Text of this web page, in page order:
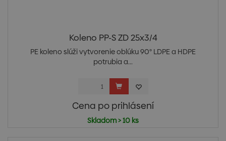
Koleno PP-S ZD 25x3/4
PE koleno slúži vytvorenie oblúku 90° LDPE a HDPE
potrubia a...
Cena po prihlásení
Skladom > 10 ks